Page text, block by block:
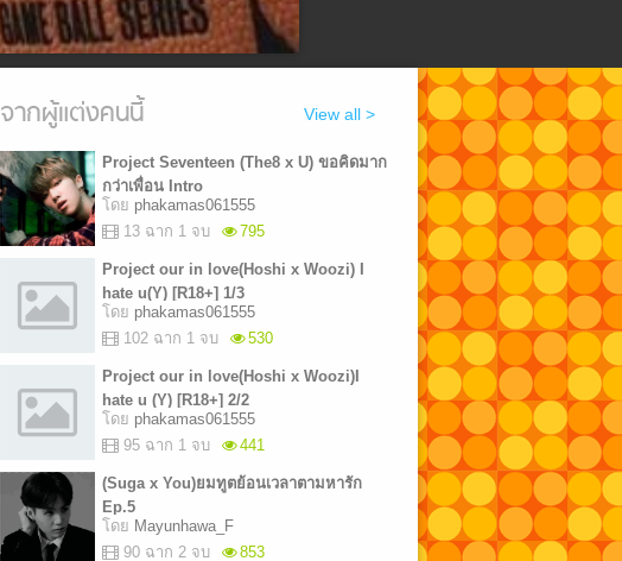
จากผู้แต่งคนนี้ View all >
Project Seventeen (The8 x U) ขอคิดมาก
กว่าเพื่อน Intro
โดย phakamas061555
13 ฉาก 1 จบ
795
Project our in love(Hoshi x Woozi) I
hate u(Y) [R18+] 1/3
โดย phakamas061555
102 ฉาก 1 จบ
530
Project our in love(Hoshi x Woozi)I
hate u (Y) [R18+] 2/2
โดย phakamas061555
95 ฉาก 1 จบ
441
(Suga x You)ยมทูตย้อนเวลาตามหารัก
Ep.5
โดย Mayunhawa_F
90 ฉาก 2 จบ
853